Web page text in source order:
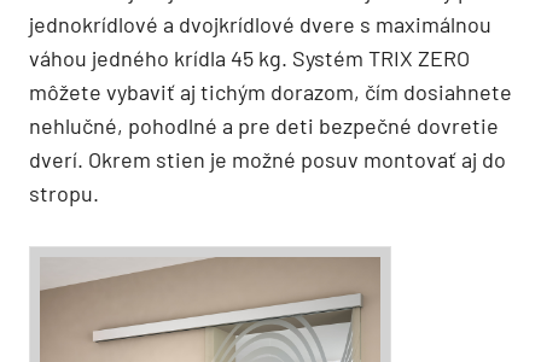
jednokrídlové a dvojkrídlové dvere s maximálnou
váhou jedného krídla 45 kg. Systém TRIX ZERO
môžete vybaviť aj tichým dorazom, čím dosiahnete
nehlučné, pohodlné a pre deti bezpečné dovretie
dverí. Okrem stien je možné posuv montovať aj do
stropu.